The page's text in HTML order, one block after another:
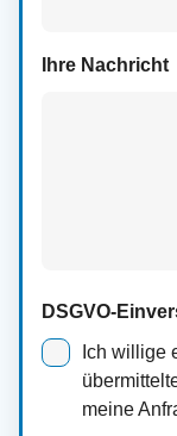
Ihre Nachricht
DSGVO-
Ich willige
meine